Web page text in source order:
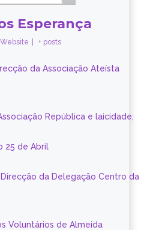
Esperança
Website + posts
da Associação Ateísta
República e laicidade;
25 de Abril
da Delegação Centro da
Voluntários de Almeida